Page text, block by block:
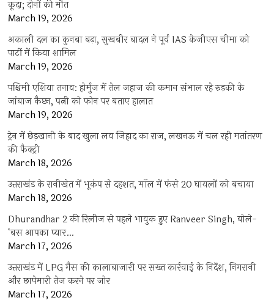
कूदा; दोनों की मौत
March 19, 2026
अकाली दल का कुनबा बढ़ा, सुखबीर बादल ने पूर्व IAS केजीएस चीमा को
पार्टी में किया शामिल
March 19, 2026
पश्चिमी एशिया तनाव: होर्मुज में तेल जहाज की कमान संभाल रहे रुड़की के
जांबाज कैप्टन, पत्नी को फोन पर बताए हालात
March 19, 2026
ट्रेन में छेड़खानी के बाद खुला लव जिहाद का राज, लखनऊ में चल रही मतांतरण
की फैक्ट्री
March 18, 2026
उत्तराखंड के रानीखेत में भूकंप से दहशत, मॉल में फंसे 20 घायलों को बचाया
March 18, 2026
Dhurandhar 2 की रिलीज से पहले भावुक हुए Ranveer Singh, बोले-
‘बस आपका प्यार…
March 17, 2026
उत्तराखंड में LPG गैस की कालाबाजारी पर सख्त कार्रवाई के निर्देश, निगरानी
और छापेमारी तेज करने पर जोर
March 17, 2026